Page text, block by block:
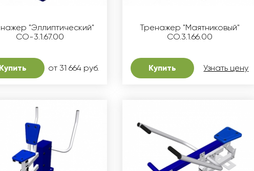
"Эллиптический"
СО-3.1.67.00
от 31 664 руб.
Тренажер "Маятниковый"
СО.3.1.66.00
Купить Узнать цену